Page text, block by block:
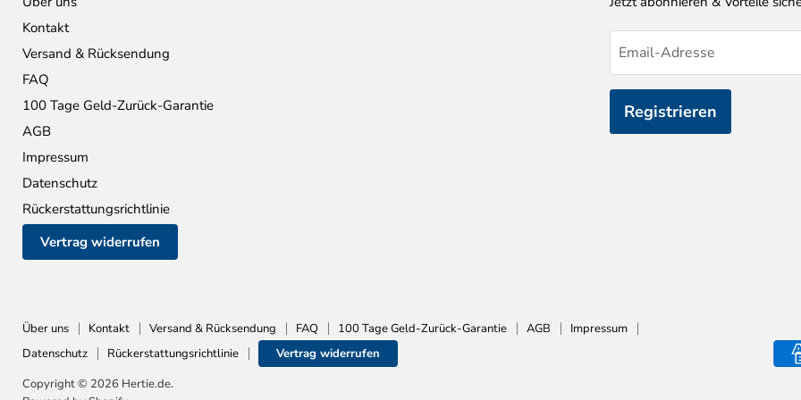
Kontakt
Versand & Rücksendung
FAQ
100 Tage Geld-Zurück-Garantie
AGB
Impressum
Datenschutz
Rückerstattungsrichtlinie
Vertrag widerrufen
Email-Adresse
Registrieren
Über uns Kontakt Versand & Rücksendung FAQ 100 Tage Geld-Zurück-Garantie AGB
Impressum
Datenschutz
Rückerstattungsrichtlinie
Vertrag widerrufen
Copyright © 2026 Hertie.de.